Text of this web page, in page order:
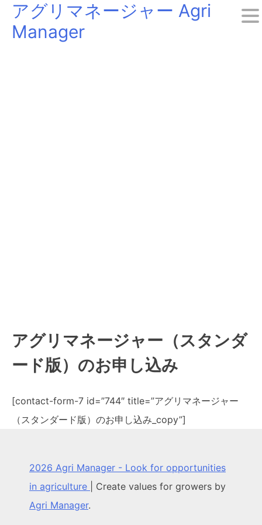
Skipアグリマネージャー Agri
Manager
アグリマネージャー（スタンダ
ード版）のお申し込み
[contact-form-7 id=”744″ title=”アグリマネージャー
（スタンダード版）のお申し込み_copy”]
2026 Agri Manager - Look for opportunities
in agriculture
Create values for growers by
Agri Manager.